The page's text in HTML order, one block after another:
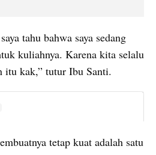
tahu bahwa saya sedang
kuliahnya. Karena kita selalu
itu kak,” tutur Ibu Santi.
tetap kuat adalah satu